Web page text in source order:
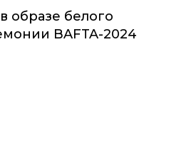
образе белого
BAFTA-2024